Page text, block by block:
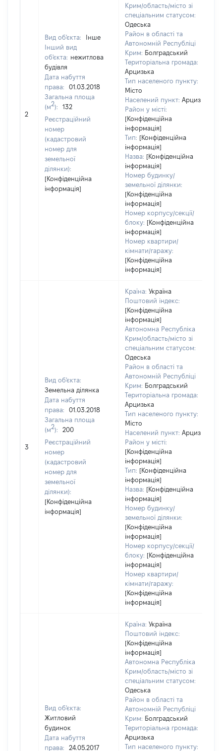
2
Вид об'єкта:
Інше
Інший вид
об'єкта: нежитлова
будівля
Дата набуття
права:
01.03.2018
Загальна площа
(м2):
132
Реєстраційний
номер
(кадастровий
номер для
земельної
ділянки):
[Конфіденційна
інформація]
Крим/область/місто зі
спеціальним статусом:
Одеська
Район в області та
Автономній Республіці
Крим: Болградський
Територіальна громада:
Арцизька
Тип населеного пункту:
Місто
Населений пункт: Арциз
Район у місті:
[Конфіденційна
інформація]
Тип: [Конфіденційна
інформація]
Назва: [Конфіденційна
інформація]
Номер будинку/
земельної ділянки:
[Конфіденційна
інформація]
Номер корпусу/секції/
блоку: [Конфіденційна
інформація]
Номер квартири/
кімнати/гаражу:
[Конфіденційна
інформація]
3
Вид об'єкта:
Земельна ділянка
Дата набуття
права:
01.03.2018
Загальна площа
(м2):
200
Реєстраційний
номер
(кадастровий
номер для
земельної
ділянки):
[Конфіденційна
інформація]
Країна: Україна
Поштовий індекс:
[Конфіденційна
інформація]
Автономна Республіка
Крим/область/місто зі
спеціальним статусом:
Одеська
Район в області та
Автономній Республіці
Крим: Болградський
Територіальна громада:
Арцизька
Тип населеного пункту:
Місто
Населений пункт: Арциз
Район у місті:
[Конфіденційна
інформація]
Тип: [Конфіденційна
інформація]
Назва: [Конфіденційна
інформація]
Номер будинку/
земельної ділянки:
[Конфіденційна
інформація]
Номер корпусу/секції/
блоку: [Конфіденційна
інформація]
Номер квартири/
кімнати/гаражу:
[Конфіденційна
інформація]
Вид об'єкта:
Житловий
будинок
Дата набуття
права:
24.05.2017
Країна: Україна
Поштовий індекс:
[Конфіденційна
інформація]
Автономна Республіка
Крим/область/місто зі
спеціальним статусом:
Одеська
Район в області та
Автономній Республіці
Крим: Болградський
Територіальна громада:
Арцизька
Тип населеного пункту: